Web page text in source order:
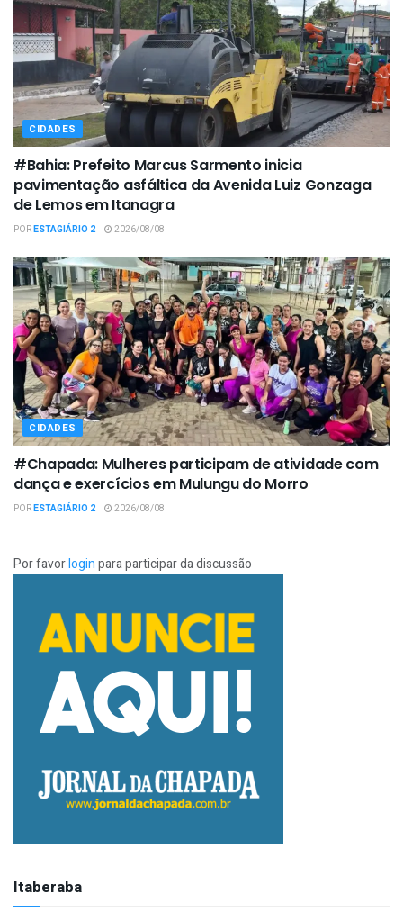
CIDADES
#Bahia: Prefeito Marcus Sarmento inicia
pavimentação asfáltica da Avenida Luiz Gonzaga
de Lemos em Itanagra
PORESTAGIÁRIO 2 2026/08/08
CIDADES
#Chapada: Mulheres participam de atividade com
dança e exercícios em Mulungu do Morro
PORESTAGIÁRIO 2 2026/08/08
Por favorloginpara participar da discussão
Itaberaba